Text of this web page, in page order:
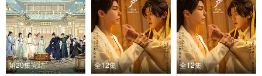
第20集完结
全12集
全12集